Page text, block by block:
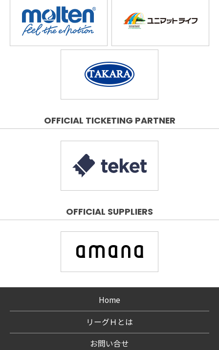
OFFICIAL TICKETING PARTNER
OFFICIAL SUPPLIERS
Home
リーグＨとは
お問い合せ